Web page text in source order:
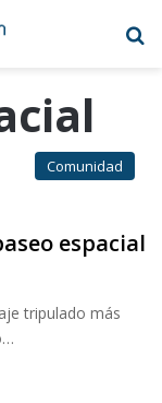
Comunidad
espacial
tripulado más